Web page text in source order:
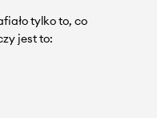
tylko to, co
jest to: